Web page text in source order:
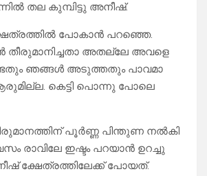
തല കുമ്പിട്ടു അനീഷ്.
പോകാൻ പറഞ്ഞെ.
തീരുമാനിച്ചതാ അതല്ലേ അവളെ
ഞങ്ങൾ അടുത്തതും പാവമാ
കെട്ടി പൊന്നു പോലെ
പൂർണ്ണ പിന്തുണ നൽകി
രാവിലേ ഇഷ്ടം പറയാൻ ഉറച്ചു
ക്ഷേത്രത്തിലേക്ക് പോയത്.